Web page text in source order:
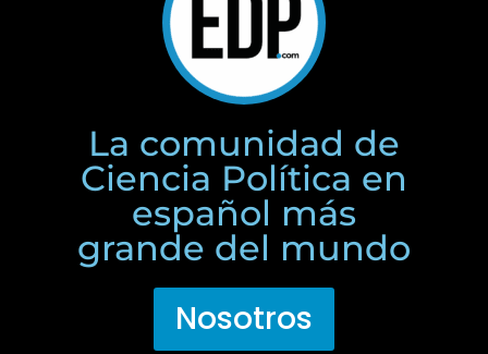
La comunidad de
Ciencia Política en
español más
grande del mundo
Nosotros